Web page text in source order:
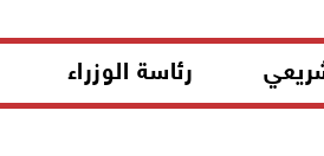
رئاسة الوزراء